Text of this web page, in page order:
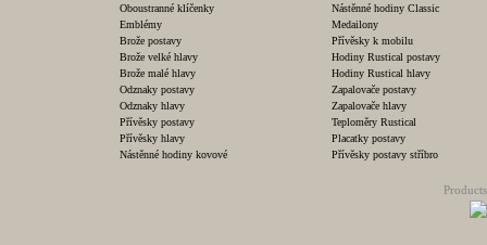
Oboustranné klíčenky
Emblémy
Brože postavy
Brože velké hlavy
Brože malé hlavy
Odznaky postavy
Odznaky hlavy
Přívěsky postavy
Přívěsky hlavy
Nástěnné hodiny kovové
Nástěnné hodiny Classic
Medailony
Přívěsky k mobilu
Hodiny Rustical postavy
Hodiny Rustical hlavy
Zapalovače postavy
Zapalovače hlavy
Teploměry Rustical
Placatky postavy
Přívěsky postavy stříbro
Products